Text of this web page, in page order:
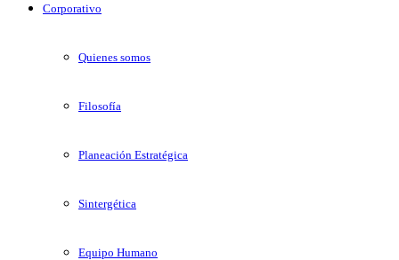
Corporativo
Quienes somos
Filosofía
Planeación Estratégica
Sintergética
Equipo Humano